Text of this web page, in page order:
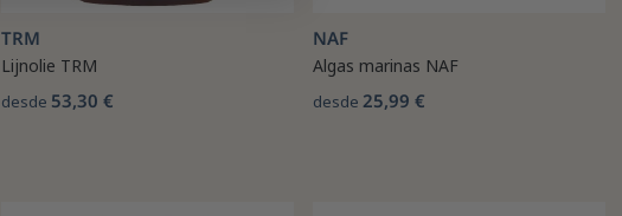
TRM
Lijnolie TRM
desde 53,30 €
NAF
Algas marinas NAF
desde 25,99 €